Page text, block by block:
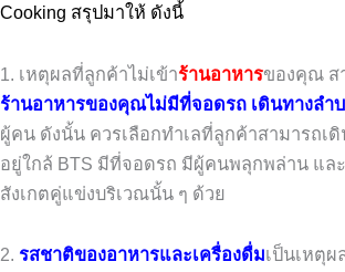
Cooking สรุปมาให้ ดังนี้
1. เหตุผลที่ลูกค้าไม่เข้าร้านอาหารของคุณ ส
ร้านอาหารของคุณไม่มีที่จอดรถ เดินทางลำ
ผู้คน ดังนั้น ควรเลือกทำเลที่ลูกค้าสามารถเ
อยู่ใกล้ BTS มีที่จอดรถ มีผู้คนพลุกพล่าน แ
สังเกตคู่แข่งบริเวณนั้น ๆ ด้วย
2. รสชาติของอาหารและเครื่องดื่มเป็นเหตุ